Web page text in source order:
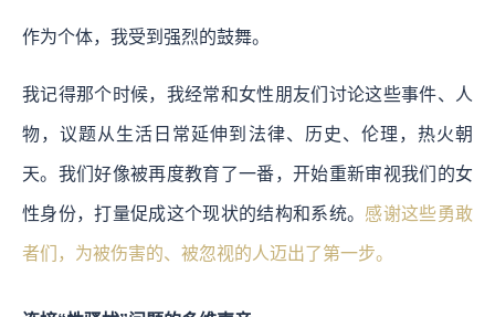
作为个体，我受到强烈的鼓舞。
我记得那个时候，我经常和女性朋友们讨论这些事件、人
物，议题从生活日常延伸到法律、历史、伦理，热火朝
天。我们好像被再度教育了一番，开始重新审视我们的女
性身份，打量促成这个现状的结构和系统。 感谢这些勇敢
者们，为被伤害的、被忽视的人迈出了第一步。